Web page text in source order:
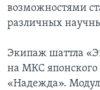
возможностями
различных
Экипаж шаттла
на МКС японского
«Надежда».